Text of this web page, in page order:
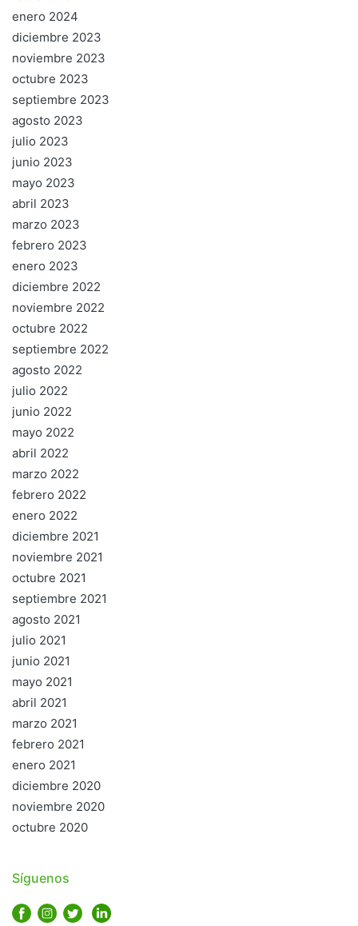
enero 2024
diciembre 2023
noviembre 2023
octubre 2023
septiembre 2023
agosto 2023
julio 2023
junio 2023
mayo 2023
abril 2023
marzo 2023
febrero 2023
enero 2023
diciembre 2022
noviembre 2022
octubre 2022
septiembre 2022
agosto 2022
julio 2022
junio 2022
mayo 2022
abril 2022
marzo 2022
febrero 2022
enero 2022
diciembre 2021
noviembre 2021
octubre 2021
septiembre 2021
agosto 2021
julio 2021
junio 2021
mayo 2021
abril 2021
marzo 2021
febrero 2021
enero 2021
diciembre 2020
noviembre 2020
octubre 2020
Síguenos